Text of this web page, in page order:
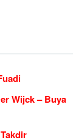
Wijck – Buya